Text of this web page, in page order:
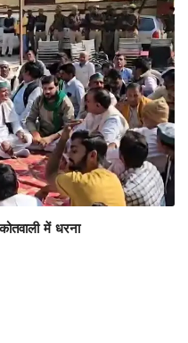
में धरना